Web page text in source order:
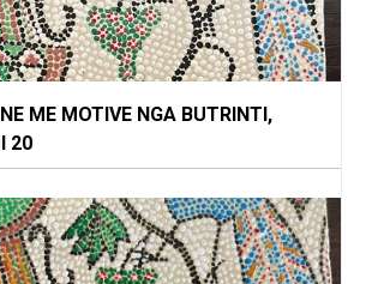
ME MOTIVE NGA BUTRINTI,
20